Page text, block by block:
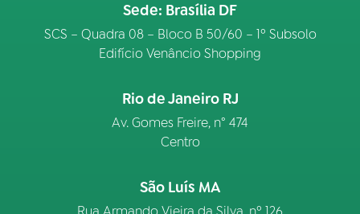
Sede: Brasília DF
SCS – Quadra 08 – Bloco B 50/60 – 1º Subsolo
Edifício Venâncio Shopping
Rio de Janeiro RJ
Av. Gomes Freire, n° 474
Centro
São Luís MA